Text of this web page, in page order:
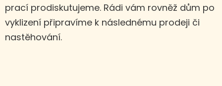
prací prodiskutujeme. Rádi vám rovněž dům po
vyklizení připravíme k následnému prodeji či
nastěhování.